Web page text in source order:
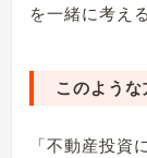
を一緒に考え
このよう
「不動産投資